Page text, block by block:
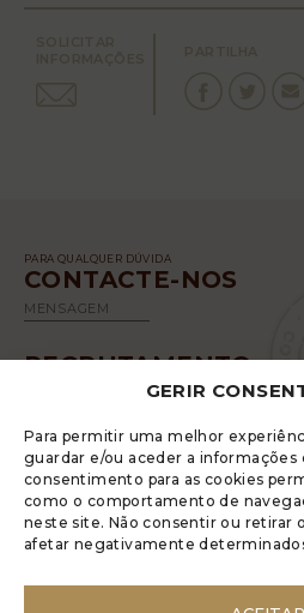
GERIR
Para permitir uma melhor
guardar e/ou aceder a informações
consentimento para as cookies
como o comportamento de
neste site. Não consentir ou retirar
afetar negativamente
PARA QUALQUER DÚVIDA
CONTACTE-NOS
MENSAGEM
RECRUTAMENTO
A LUGRADE DISPÕE DE UM LIVRO